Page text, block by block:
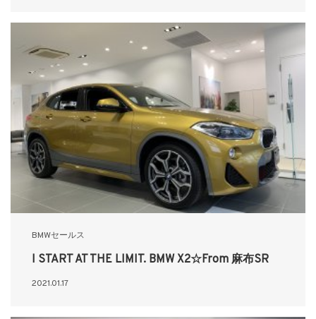
BMWセールス
I START AT THE LIMIT. BMW X2☆From 麻布SR
2021.01.17